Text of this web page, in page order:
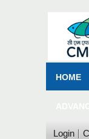
HOME
Login